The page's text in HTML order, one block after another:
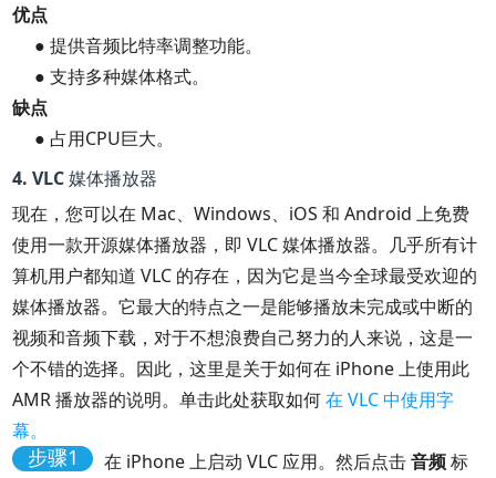
优点
● 提供音频比特率调整功能。
● 支持多种媒体格式。
缺点
● 占用CPU巨大。
4. VLC 媒体播放器
现在，您可以在 Mac、Windows、iOS 和 Android 上免费
使用一款开源媒体播放器，即 VLC 媒体播放器。几乎所有计
算机用户都知道 VLC 的存在，因为它是当今全球最受欢迎的
媒体播放器。它最大的特点之一是能够播放未完成或中断的
视频和音频下载，对于不想浪费自己努力的人来说，这是一
个不错的选择。因此，这里是关于如何在 iPhone 上使用此
AMR 播放器的说明。单击此处获取如何在 VLC 中使用字
幕。
步骤1 在 iPhone 上启动 VLC 应用。然后点击音频标